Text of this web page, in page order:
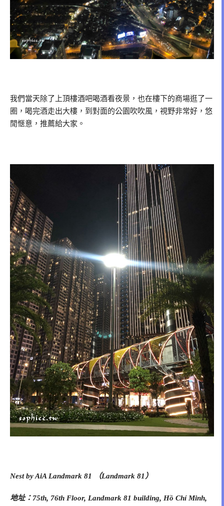
我們當天除了上頂樓酒吧喝酒看夜景，也在樓下的商場逛了一
圈，喝完酒走出大樓，到對面的公園吹吹風，視野非常好，悠
閒愜意，推薦給大家。
Nest by AiA Landmark 81 （Landmark 81）
地址：75th, 76th Floor, Landmark 81 building, Hồ Chí Minh,